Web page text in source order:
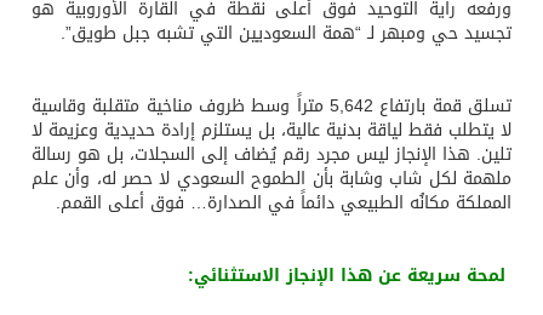
ورفعه راية التوحيد فوق أعلى نقطة في القارة الأوروبية هو
تجسيد حي ومبهر لـ “همة السعوديين التي تشبه جبل طويق”.
تسلق قمة بارتفاع 5,642 متراً وسط ظروف مناخية متقلبة وقاسية
لا يتطلب فقط لياقة بدنية عالية، بل يستلزم إرادة حديدية وعزيمة لا
تلين. هذا الإنجاز ليس مجرد رقم يُضاف إلى السجلات، بل هو رسالة
ملهمة لكل شاب وشابة بأن الطموح السعودي لا حصر له، وأن علم
المملكة مكانُه الطبيعي دائماً في الصدارة… فوق أعلى القمم.
لمحة سريعة عن هذا الإنجاز الاستثنائي: